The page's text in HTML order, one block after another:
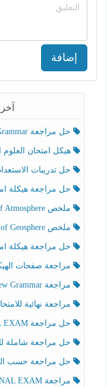
إضافة
حل مراجعة Grammar اللغة الإنجليزية الصف الخامس الفصل الثالث
هيكل امتحان العلوم
حل تدريبات الاستعداد
حل مراجعة هيكلة امتحان
ملخص Effect of Atmosphere حسب الهيكل الوزاري العلوم المتكاملة الصف الخامس انسبير الفصل الثالث
ملخص Effect of Geosphere حسب الهيكل الوزاري العلوم المتكاملة الصف الخامس انسبير الفصل الثالث
حل مراجعة هيكلة امتحان
مراجعة صفحات الهيكل
مراجعة Review Grammar حسب الهيكل اللغة الإنجليزية الصف الخامس الفصل الثالث
مراجعة نهائية للامتحان
حل مراجعة FINAL EXAMاللغة الإنجليزية الصف الخامس الفصل الثالث
حل مراجعة شاملة
حل مراجعة حسب الهيكل
مراجعة FINAL EXAMاللغة الإنجليزية الصف الخامس الفصل الثالث